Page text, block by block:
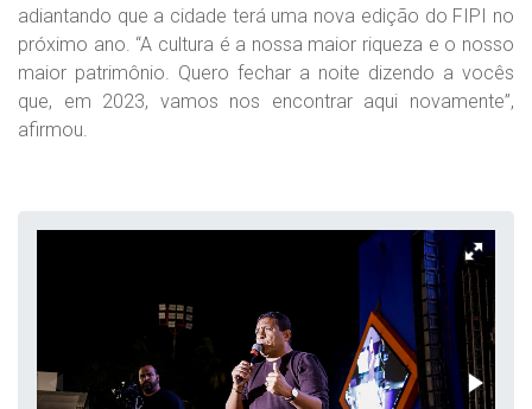
adiantando que a cidade terá uma nova edição do FIPI no
próximo ano. “A cultura é a nossa maior riqueza e o nosso
maior patrimônio. Quero fechar a noite dizendo a vocês
que, em 2023, vamos nos encontrar aqui novamente”,
afirmou.